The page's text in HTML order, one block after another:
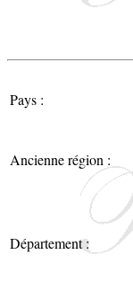
Pays :
Ancienne région :
Département :